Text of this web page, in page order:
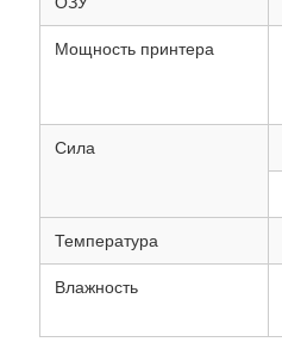
Мощность принтера
Сила
Температура
Влажность